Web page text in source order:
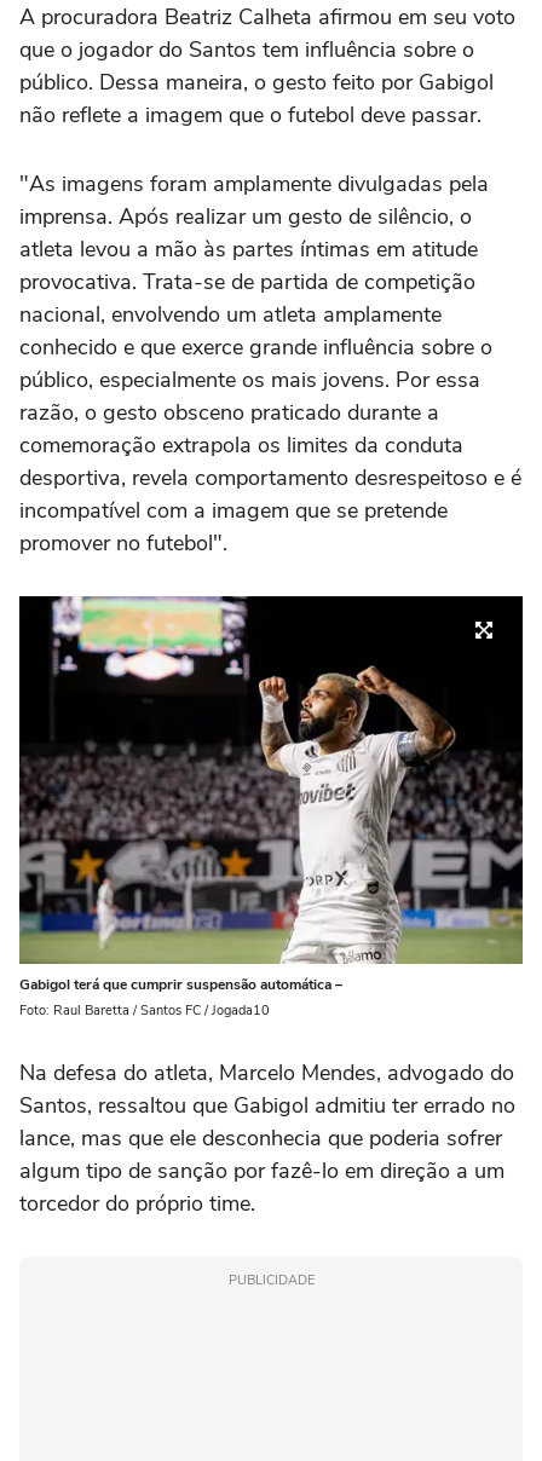
A procuradora Beatriz Calheta afirmou em seu voto
que o jogador do Santos tem influência sobre o
público. Dessa maneira, o gesto feito por Gabigol
não reflete a imagem que o futebol deve passar.
"As imagens foram amplamente divulgadas pela
imprensa. Após realizar um gesto de silêncio, o
atleta levou a mão às partes íntimas em atitude
provocativa. Trata-se de partida de competição
nacional, envolvendo um atleta amplamente
conhecido e que exerce grande influência sobre o
público, especialmente os mais jovens. Por essa
razão, o gesto obsceno praticado durante a
comemoração extrapola os limites da conduta
desportiva, revela comportamento desrespeitoso e é
incompatível com a imagem que se pretende
promover no futebol".
Gabigol terá que cumprir suspensão automática –
Foto: Raul Baretta / Santos FC / Jogada10
Na defesa do atleta, Marcelo Mendes, advogado do
Santos, ressaltou que Gabigol admitiu ter errado no
lance, mas que ele desconhecia que poderia sofrer
algum tipo de sanção por fazê-lo em direção a um
torcedor do próprio time.
PUBLICIDADE